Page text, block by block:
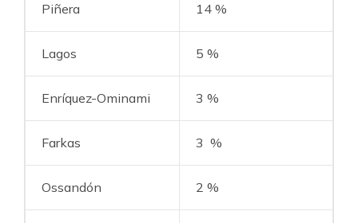
Piñera 14 %
Lagos 5 %
Enríquez-Ominami 3 %
Farkas 3 %
Ossandón 2 %